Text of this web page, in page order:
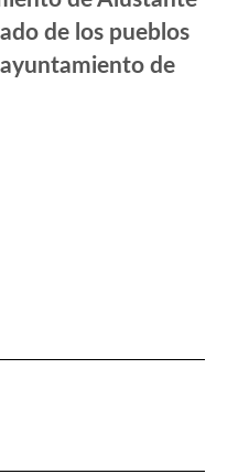
de los pueblos
de